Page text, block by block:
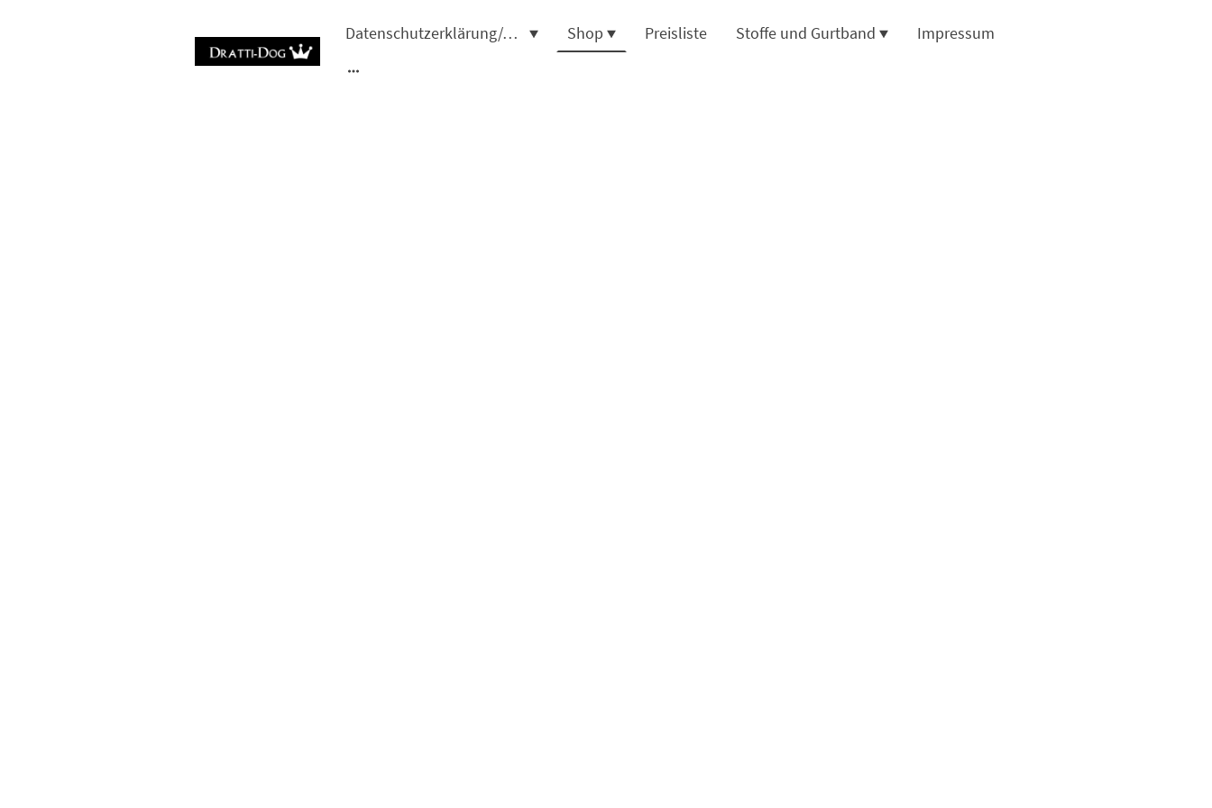
Datenschutzerklärung/AGB Shop Preisliste Stoffe und Gurtband Impressum